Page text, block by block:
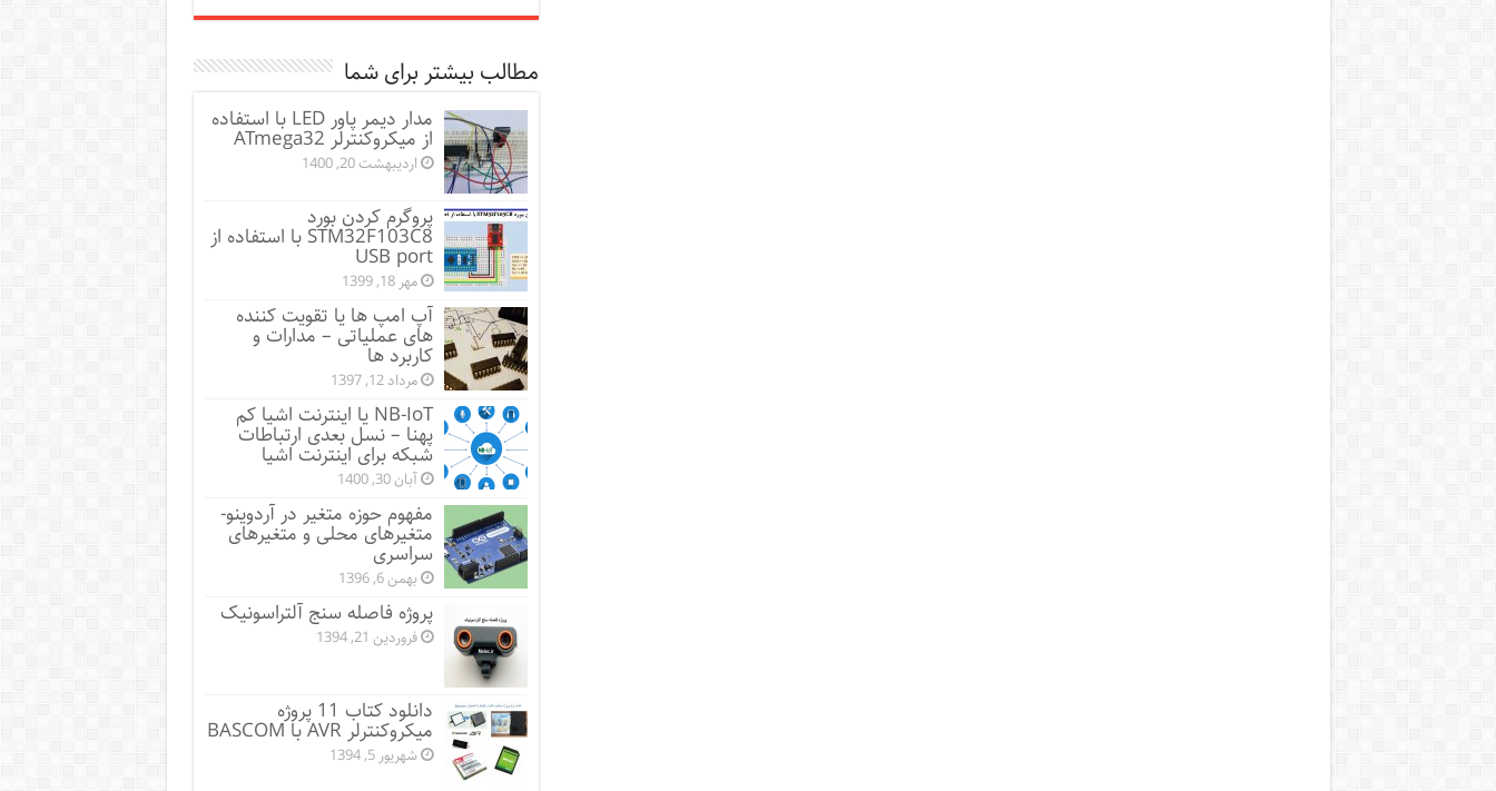
مطالب بیشتر برای شما
مدار دیمر پاور LED با استفاده
از میکروکنترلر ATmega32
اردیبهشت 20, 1400
پروگرم کردن بورد
STM32F103C8 با استفاده از
USB port
مهر 18, 1399
آپ امپ ها یا تقویت کننده
های عملیاتی – مدارات و
کاربرد ها
مرداد 12, 1397
NB-IoT یا اینترنت اشیا کم
پهنا – نسل بعدی ارتباطات
شبکه برای اینترنت اشیا
آبان 30, 1400
مفهوم حوزه متغیر در آردوینو-
متغیرهای محلی و متغیرهای
سراسری
بهمن 6, 1396
پروژه فاصله سنج آلتراسونیک
فروردین 21, 1394
دانلود کتاب 11 پروژه
میکروکنترلر AVR با BASCOM
شهریور 5, 1394